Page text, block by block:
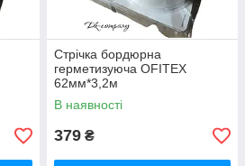
Стрічка бордюрна
герметизуюча OFITEX
62мм*3,2м
В наявності
379 ₴